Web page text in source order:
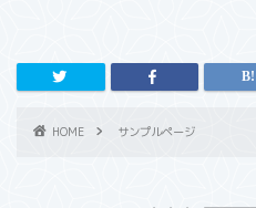
HOME サンプルページ